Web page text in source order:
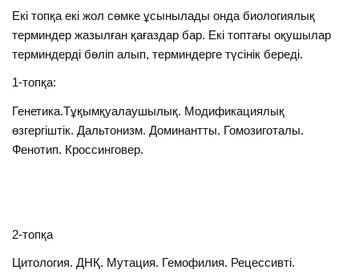
Екі топқа екі жол сөмке ұсынылады онда биологиялық
терминдер жазылған қағаздар бар. Екі топтағы оқушылар
терминдерді бөліп алып, терминдерге түсінік береді.
1-топқа:
Генетика.Тұқымқуалаушылық. Модификациялық
өзгергіштік. Дальтонизм. Доминантты. Гомозиготалы.
Фенотип. Кроссинговер.
2-топқа
Цитология. ДНҚ. Мутация. Гемофилия. Рецессивті.